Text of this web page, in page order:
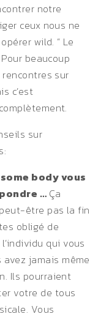
notre
ceux nous ne
wild. ” Le
beaucoup
sur
c’est
sur
body vous
… Ça
être pas la fin
obligé de
qui vous
jamais même
Ils pourraient
votre de tous
Vous